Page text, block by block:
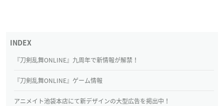
『刀剣乱舞ONLINE』九周年で新情報が解禁！
『刀剣乱舞ONLINE』ゲーム情報
アニメイト池袋本店にて新デザインの大型広告を掲出中！